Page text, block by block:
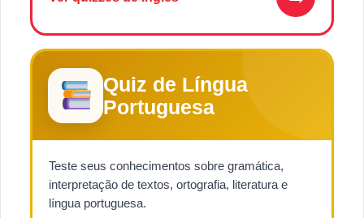
Quiz de Língua
Portuguesa
Teste seus conhecimentos sobre gramática,
interpretação de textos, ortografia, literatura e
língua portuguesa.